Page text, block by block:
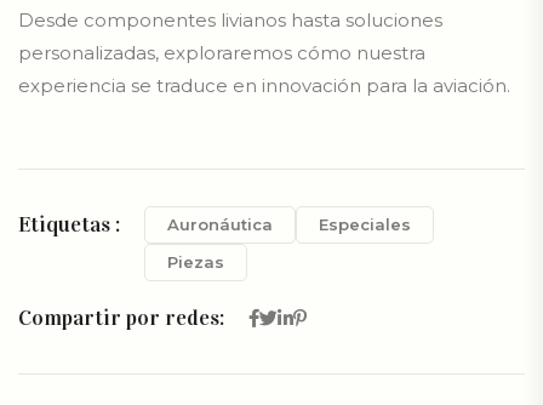
Desde componentes livianos hasta soluciones
personalizadas, exploraremos cómo nuestra
experiencia se traduce en innovación para la aviación.
Etiquetas : Auronáutica
Especiales
Piezas
Compartir por redes: